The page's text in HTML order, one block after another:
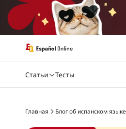
Статьи Тесты
Главная Блог об испанском языке